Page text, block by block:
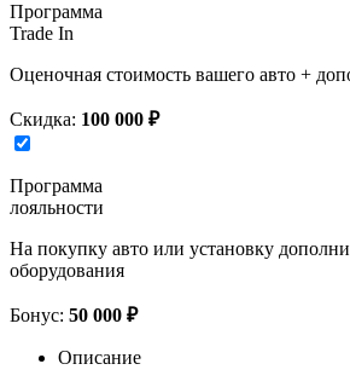
Программа
Trade In
Оценочная стоимость вашего авто +
Скидка: 100 000 ₽
Программа
лояльности
На покупку авто или установку
оборудования
Бонус: 50 000 ₽
Описание